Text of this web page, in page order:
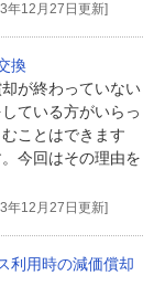
年12月27日更新]
換
が終わっていない
ている方がいらっ
ことはできます
今回はその理由を
年12月27日更新]
用時の減価償却